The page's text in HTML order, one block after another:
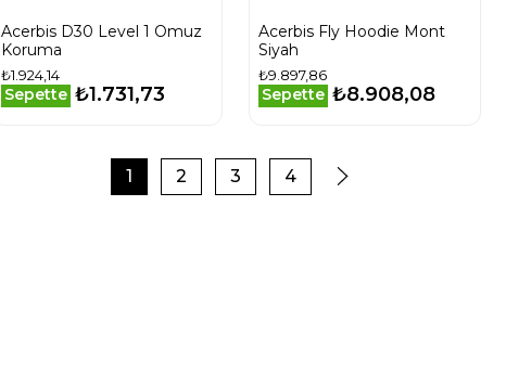
Acerbis D30 Level 1 Omuz
Koruma
₺1.924,14
Sepette ₺1.731,73
Acerbis Fly Hoodie Mont
Siyah
₺9.897,86
Sepette ₺8.908,08
1 2 3 4